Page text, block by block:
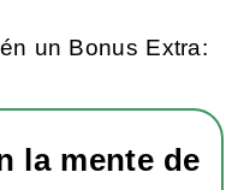
un Bonus Extra:
la mente de